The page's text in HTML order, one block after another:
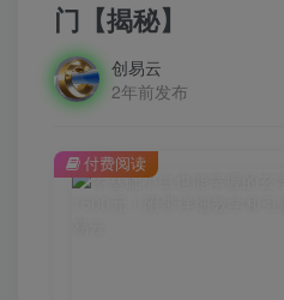
门【揭秘】
创易云
2年前发布
付费阅读